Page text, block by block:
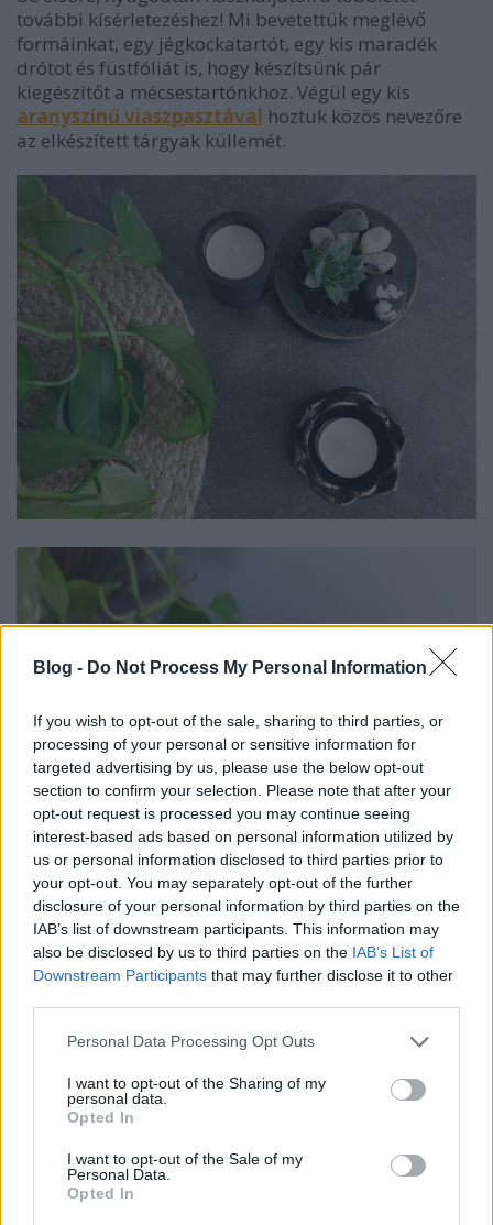
Blog - Do Not Process My Personal Information
If you wish to opt-out of the sale, sharing to third parties, or
processing of your personal or sensitive information for
targeted advertising by us, please use the below opt-out
section to confirm your selection. Please note that after your
opt-out request is processed you may continue seeing
interest-based ads based on personal information utilized by
us or personal information disclosed to third parties prior to
your opt-out. You may separately opt-out of the further
disclosure of your personal information by third parties on the
IAB’s list of downstream participants. This information may
also be disclosed by us to third parties on the IAB’s List of
Downstream Participants that may further disclose it to other
Please note that this website/app uses one or more Google
not limited to your visit or usage behaviour. You may click to
grant or deny consent to Google and its third-party tags to
use your data for below specified purposes in below Google
consent section.
Personal Data Processing Opt Outs
I want to opt-out of the Sharing of my
personal data.
Opted In
I want to opt-out of the Sale of my
Personal Data.
Opted In
további kísérletezéshez! Mi bevetettük meglévő
formáinkat, egy jégkockatartót, egy kis maradék
drótot és füstfóliát is, hogy készítsünk pár
kiegészítőt a mécsestartónkhoz. Végül egy kis
aranyszínű viaszpasztával hoztuk közös nevezőre
az elkészített tárgyak küllemét.